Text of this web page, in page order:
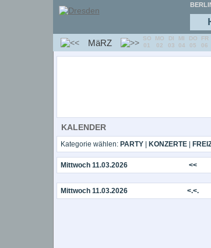
KALENDER
Kategorie wählen: PARTY| KONZERTE|
Mittwoch 11.03.2026 <<
Mittwoch 11.03.2026 <.<.
MäRZ
SO
01
MO
02
DI
03
MI
04
DO
05
FR
06